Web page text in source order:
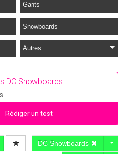
Gants
Snowboards
Autres
DC Snowboards.
Rédiger un test
DC Snowboards